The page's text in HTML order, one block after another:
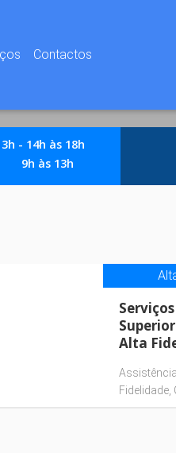
Contactos
- 14h às 18h
9h às 13h
Alta
Fidelidade,